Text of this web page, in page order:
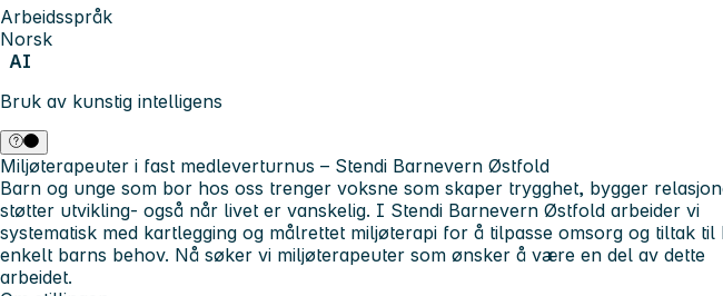
Arbeidsspråk
Norsk
AI
Bruk av kunstig intelligens
Miljøterapeuter i fast medleverturnus – Stendi Barnevern Østfold
Barn og unge som bor hos oss trenger voksne som skaper trygghet, bygger
støtter utvikling- også når livet er vanskelig. I Stendi Barnevern Østfold arbeider vi
systematisk med kartlegging og målrettet miljøterapi for å tilpasse omsorg og tiltak til
enkelt barns behov. Nå søker vi miljøterapeuter som ønsker å være en del av dette
arbeidet.